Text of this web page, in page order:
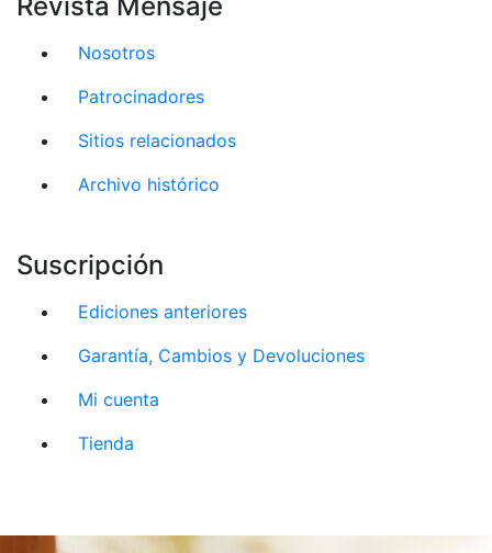
Nosotros
Patrocinadores
Sitios relacionados
Archivo histórico
Suscripción
Ediciones anteriores
Garantía, Cambios y Devoluciones
Mi cuenta
Tienda